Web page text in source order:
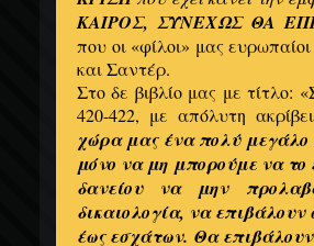
ΚΑΙΡΟΣ, ΣΥΝΕΧΩΣ ΘΑ
που οι «φίλοι» μας
και Σαντέρ.
Στο δε βιβλίο μας με τίτλο:
420-422, με απόλυτη
χώρα μας ένα πολύ μεγάλο
μόνο να μη μπορούμε να το
δανείου να μην
δικαιολογία, να
έως εσχάτων. Θα